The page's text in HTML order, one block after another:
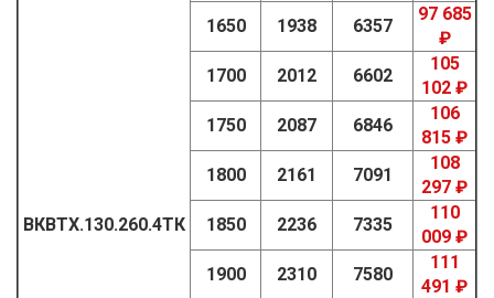
ВКВТХ.130.260.4ТК
1650
1938 6357
97 685
₽
1700
2012 6602
105
102 ₽
1750
2087 6846
106
815 ₽
1800
2161 7091
108
297 ₽
1850
2236 7335
110
009 ₽
1900
2310 7580
111
491 ₽